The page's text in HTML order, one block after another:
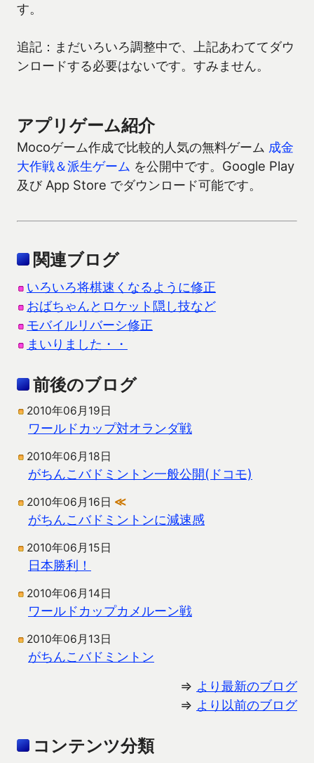
す。
追記：まだいろいろ調整中で、上記あわててダウ
ンロードする必要はないです。すみません。
アプリゲーム紹介
Mocoゲーム作成で比較的人気の無料ゲーム 成金
大作戦＆派生ゲーム を公開中です。Google Play
及び App Store でダウンロード可能です。
関連ブログ
いろいろ将棋速くなるように修正
おばちゃんとロケット隠し技など
モバイルリバーシ修正
まいりました・・
前後のブログ
2010年06月19日
ワールドカップ対オランダ戦
2010年06月18日
がちんこバドミントン一般公開(ドコモ)
2010年06月16日 ≪
がちんこバドミントンに減速感
2010年06月15日
日本勝利！
2010年06月14日
ワールドカップカメルーン戦
2010年06月13日
がちんこバドミントン
⇒ より最新のブログ
⇒ より以前のブログ
コンテンツ分類